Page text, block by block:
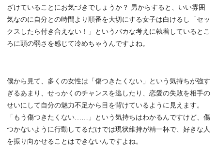
ざけていることにお気づきでしょうか？ 男からすると、いい雰囲
気なのに自分との時間より順番を大切にする女子は白けるし「セッ
クスしたら付き合えない！」というバカな考えに執着しているとこ
ろに頭の弱さを感じて冷めちゃうんですよね。
僕から見て、多くの女性は「傷つきたくない」という気持ちが強す
ぎるあまり、せっかくのチャンスを逃したり、恋愛の失敗を相手の
せいにして自分の魅力不足から目を背けているように見えます。
「もう傷つきたくない……」という気持ちはわかるんですけど、傷
つかないように行動してるだけでは現状維持が精一杯で、好きな人
を振り向かせることはできないんですよね。